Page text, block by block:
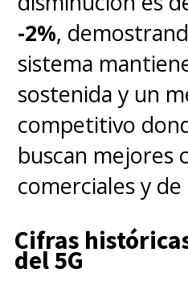
-2%,
sistema
sostenida y un
competitivo
buscan mejores
comerciales y de
Cifras
del 5G